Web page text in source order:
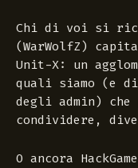
Chi di voi si
(WarWolfZ)
Unit-X: un
quali siamo (e
degli admin) che
condividere,
O ancora